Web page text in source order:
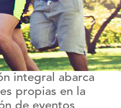
integral abarca
propias en la